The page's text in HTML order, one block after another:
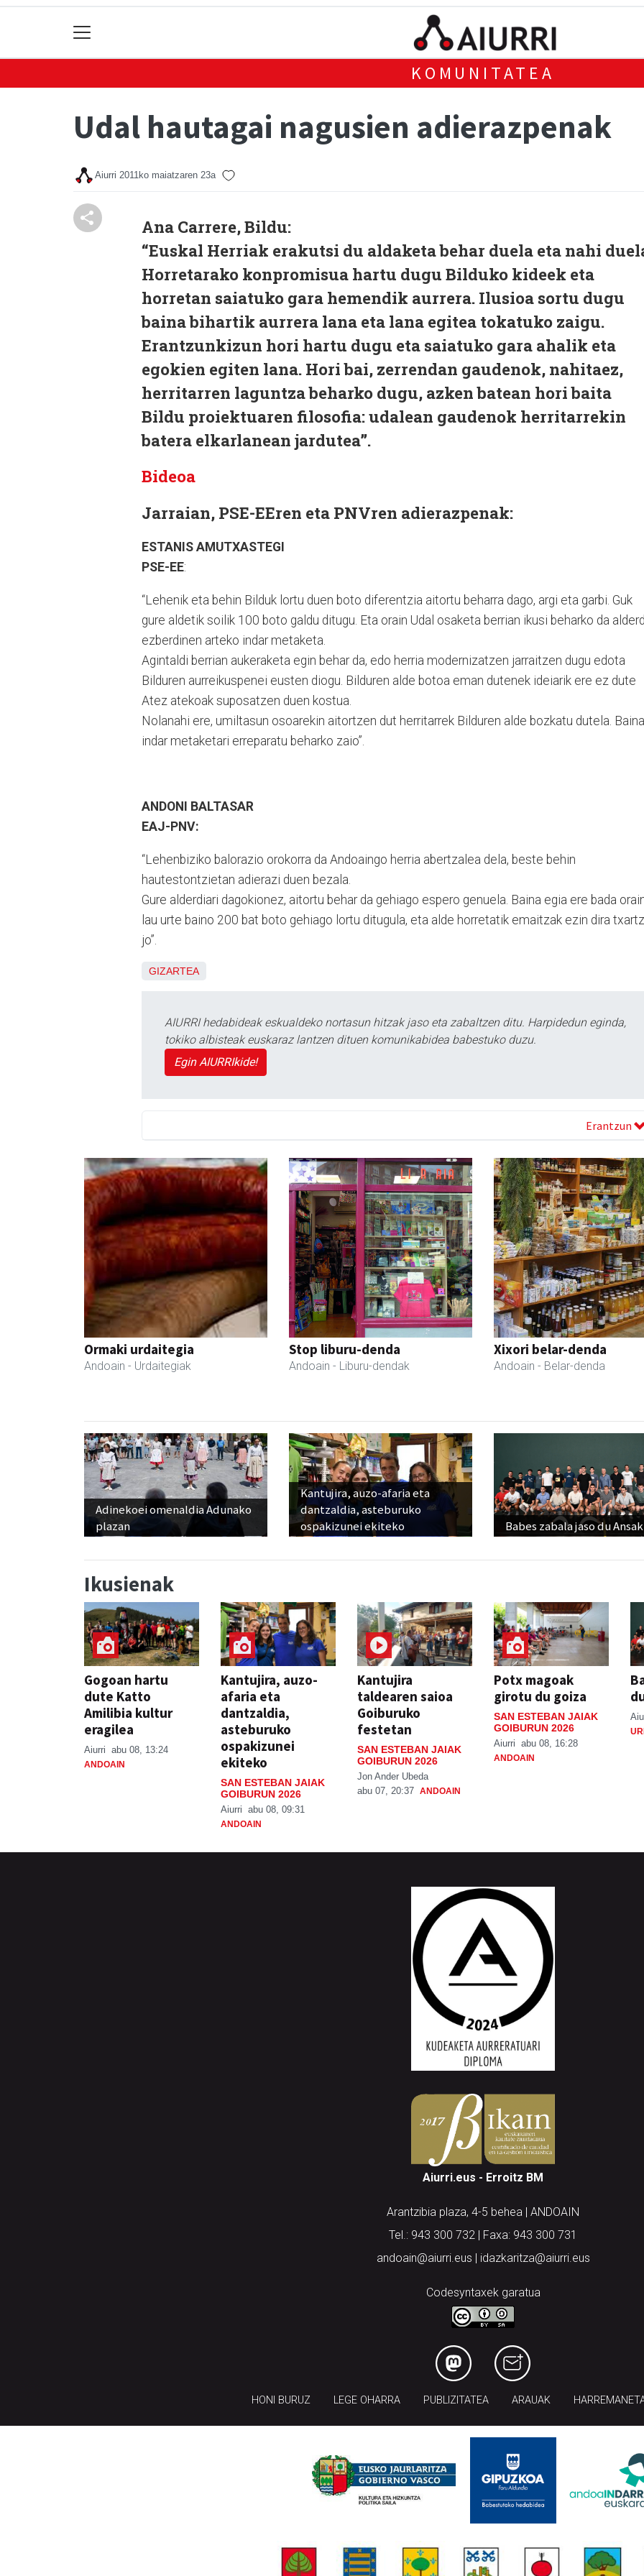
KOMUNITATEA
Udal hautagai nagusien adierazpenak
Aiurri 2011ko maiatzaren 23a
Ana Carrere, Bildu:
“Euskal Herriak erakutsi du aldaketa behar duela eta nahi
Horretarako konpromisua hartu dugu Bilduko kideek eta
horretan saiatuko gara hemendik aurrera. Ilusioa sortu dugu
baina bihartik aurrera lana eta lana egitea tokatuko zaigu.
Erantzunkizun hori hartu dugu eta saiatuko gara ahalik eta
egokien egiten lana. Hori bai, zerrendan gaudenok, nahitaez,
herritarren laguntza beharko dugu, azken batean hori baita
Bildu proiektuaren filosofia: udalean gaudenok herritarrekin
batera elkarlanean jardutea”.
Bideoa
Jarraian, PSE-EEren eta PNVren adierazpenak:
ESTANIS AMUTXASTEGI
PSE-EE:
“Lehenik eta behin Bilduk lortu duen boto diferentzia aitortu beharra dago, argi eta garbi. Guk
gure aldetik soilik 100 boto galdu ditugu. Eta orain Udal osaketa berrian ikusi beharko da
ezberdinen arteko indar metaketa.
Agintaldi berrian aukeraketa egin behar da, edo herria modernizatzen jarraitzen dugu edota
Bilduren aurreikuspenei eusten diogu. Bilduren alde botoa eman dutenek ideiarik ere ez dute
Atez atekoak suposatzen duen kostua.
Nolanahi ere, umiltasun osoarekin aitortzen dut herritarrek Bilduren alde bozkatu dutela. Baina
indar metaketari erreparatu beharko zaio”.
ANDONI BALTASAR
EAJ-PNV:
“Lehenbiziko balorazio orokorra da Andoaingo herria abertzalea dela, beste behin
hautestontzietan adierazi duen bezala.
Gure alderdiari dagokionez, aitortu behar da gehiago espero genuela. Baina egia ere bada
lau urte baino 200 bat boto gehiago lortu ditugula, eta alde horretatik emaitzak ezin dira
jo”.
GIZARTEA
AIURRI hedabideak eskualdeko nortasun hitzak jaso eta zabaltzen ditu. Harpidedun eginda,
tokiko albisteak euskaraz lantzen dituen komunikabidea babestuko duzu.
Egin AIURRIkide!
Erantzun
Ormaki urdaitegia
Andoain - Urdaitegiak
Stop liburu-denda
Andoain - Liburu-dendak
Xixori belar-denda
Andoain - Belar-denda
Adinekoei omenaldia Adunako
plazan
Kantujira, auzo-afaria eta
dantzaldia, asteburuko
ospakizunei ekiteko
Babes zabala jaso du Ansak
Ikusienak
Gogoan hartu
dute Katto
Amilibia kultur
eragilea
Aiurri abu 08, 13:24
ANDOAIN
Kantujira, auzo-
afaria eta
dantzaldia,
asteburuko
ospakizunei
ekiteko
SAN ESTEBAN JAIAK
GOIBURUN 2026
Aiurri abu 08, 09:31
ANDOAIN
Kantujira
taldearen saioa
Goiburuko
festetan
SAN ESTEBAN JAIAK
GOIBURUN 2026
Jon Ander Ubeda
abu 07, 20:37 ANDOAIN
Potx magoak
girotu du goiza
SAN ESTEBAN JAIAK
GOIBURUN 2026
Aiurri abu 08, 16:28
ANDOAIN
Aiurri.eus - Erroitz BM
Arantzibia plaza, 4-5 behea | ANDOAIN
Tel.: 943 300 732 | Faxa: 943 300 731
andoain@aiurri.eus | idazkaritza@aiurri.eus
Codesyntaxek garatua
HONI BURUZ LEGE OHARRA PUBLIZITATEA ARAUAK